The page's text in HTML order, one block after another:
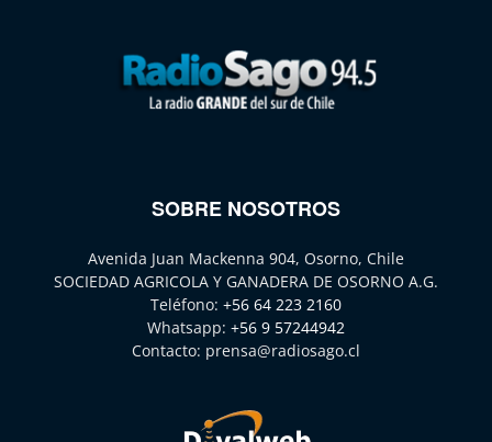
SOBRE NOSOTROS
Avenida Juan Mackenna 904, Osorno, Chile
SOCIEDAD AGRICOLA Y GANADERA DE OSORNO A.G.
Teléfono: +56 64 223 2160
Whatsapp: +56 9 57244942
Contacto: prensa@radiosago.cl